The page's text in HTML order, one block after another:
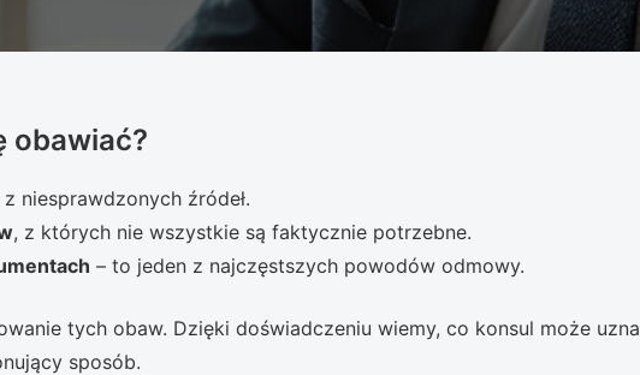
obawiać?
z niesprawdzonych źródeł.
, z których nie wszystkie są faktycznie potrzebne.
– to jeden z najczęstszych powodów odmowy.
tych obaw. Dzięki doświadczeniu wiemy, co konsul może
sposób.